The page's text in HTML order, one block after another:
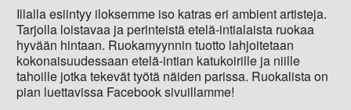
Illalla esiintyy iloksemme iso katras eri ambient artisteja.
Tarjolla loistavaa ja perinteistä etelä-intialaista ruokaa
hyvään hintaan. Ruokamyynnin tuotto lahjoitetaan
kokonaisuudessaan etelä-intian katukoirille ja niille
tahoille jotka tekevät työtä näiden parissa. Ruokalista on
pian luettavissa Facebook sivuillamme!